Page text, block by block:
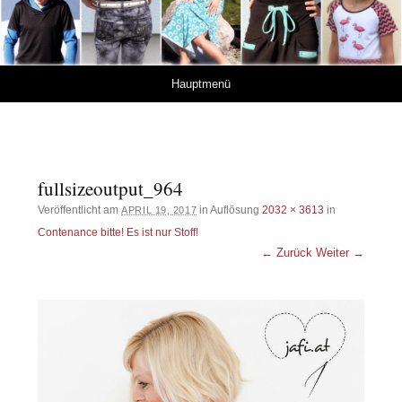
Hauptmenü
fullsizeoutput_964
Veröffentlicht amAPRIL 19, 2017 in Auflösung2032 × 3613 in
Contenance bitte! Es ist nur Stoff!
← Zurück Weiter →